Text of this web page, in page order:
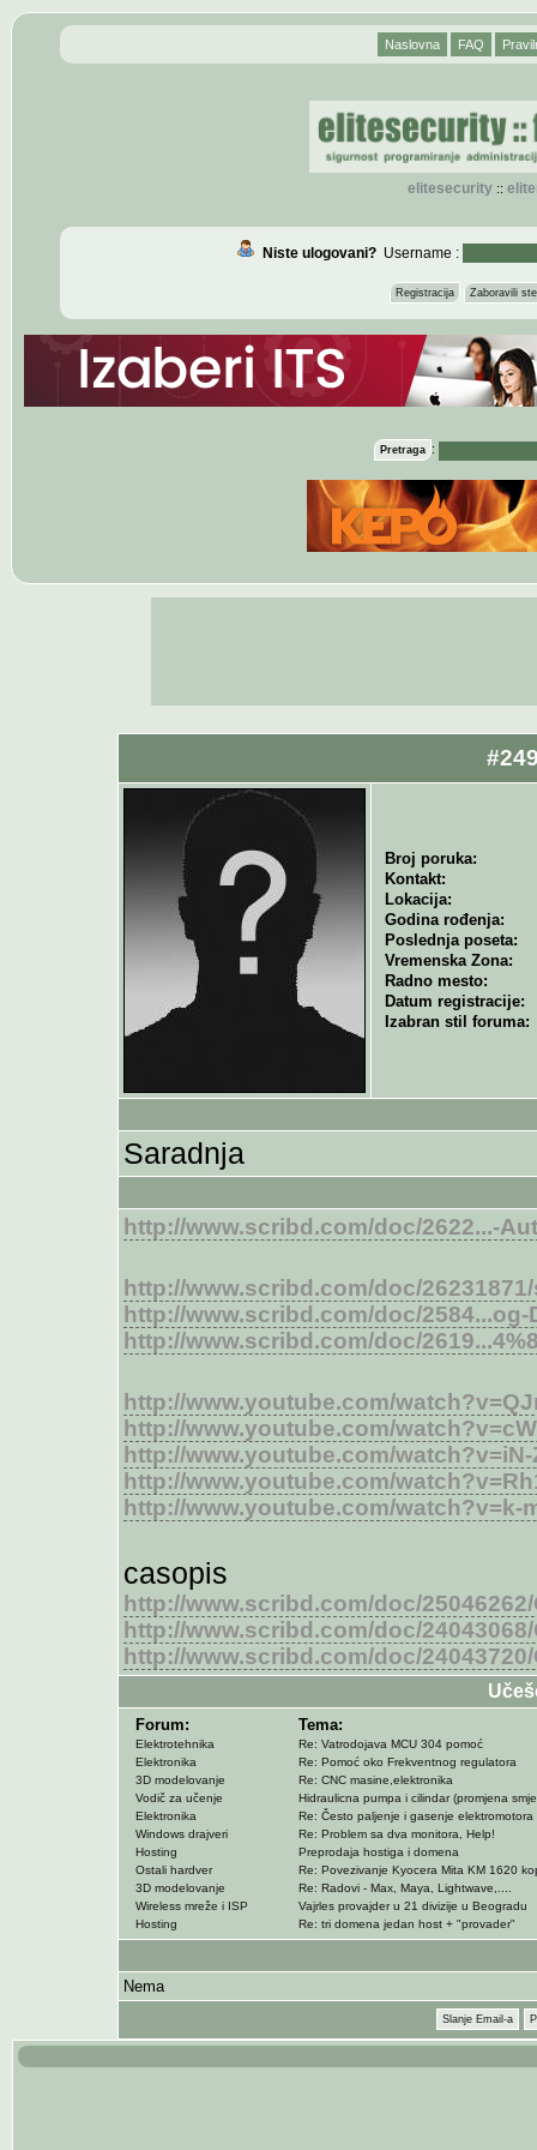
Naslovna FAQ
elitesecurity::
Niste ulogovani?Username :
Registracija Zaboravili
Pretraga :
Broj poruka:
Kontakt:
Lokacija:
Godina rođenja:
Poslednja poseta:
Vremenska Zona:
Radno mesto:
Datum registracije:
Izabran stil foruma:
Saradnja
http://www.scribd.com/doc/2622...-
http://www.scribd.com/doc/
http://www.scribd.com/doc/
http://www.scribd.com/doc/
http://www.youtube.com/
http://www.youtube.com/
http://www.youtube.com/
http://www.youtube.com/
http://www.youtube.com/watch?v=k-
casopis
http://www.scribd.com/doc/
http://www.scribd.com/doc/
http://www.scribd.com/doc/
Forum: Tema:
Elektrotehnika
Re: Vatrodojava MCU 304 pomoć
Elektronika
Re: Pomoć oko Frekventnog regulatora
3D modelovanje
Re: CNC masine,elektronika
Vodič za učenje
Hidraulicna pumpa i cilindar (promjena
Elektronika
Re: Često paljenje i gasenje elektromotora
Windows drajveri
Re: Problem sa dva monitora, Help!
Hosting
Preprodaja hostiga i domena
Ostali hardver
Re: Povezivanje Kyocera Mita KM 1620
3D modelovanje
Re: Radovi - Max, Maya, Lightwave,....
Wireless mreže i ISP
Vajrles provajder u 21 divizije u Beogradu
Hosting
Re: tri domena jedan host + "provader"
Nema
Slanje Email-a